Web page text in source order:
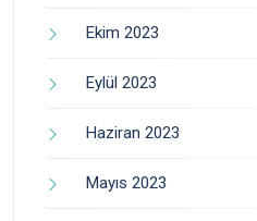
Ekim 2023
Eylül 2023
Haziran 2023
Mayıs 2023